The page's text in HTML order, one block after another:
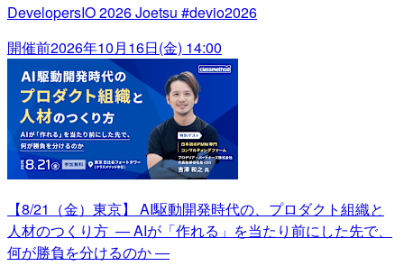
DevelopersIO 2026 Joetsu #devio2026
開催前2026年10月16日(金) 14:00
【8/21（金）東京】 AI駆動開発時代の、プロダクト組織と
人材のつくり方 ― AIが「作れる」を当たり前にした先で、
何が勝負を分けるのか ―